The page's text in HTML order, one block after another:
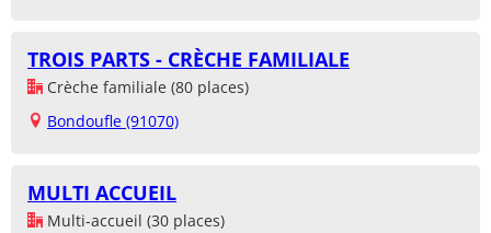
TROIS PARTS - CRÈCHE FAMILIALE
Crèche familiale (80 places)
Bondoufle (91070)
MULTI ACCUEIL
Multi-accueil (30 places)